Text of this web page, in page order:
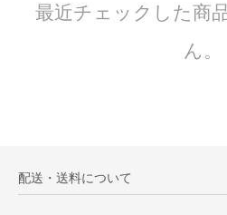
最近チェックした商
ん。
配送・送料について